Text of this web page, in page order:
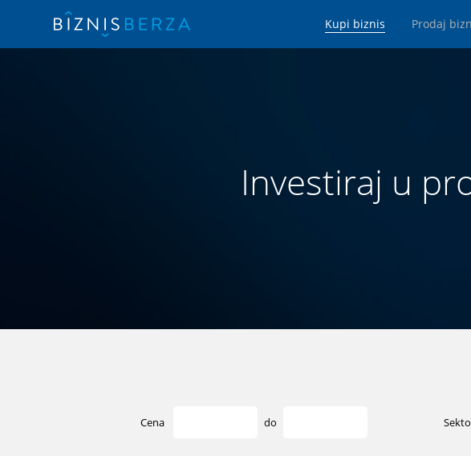
Kupi biznis Prodaj
Investiraj u
Cena do